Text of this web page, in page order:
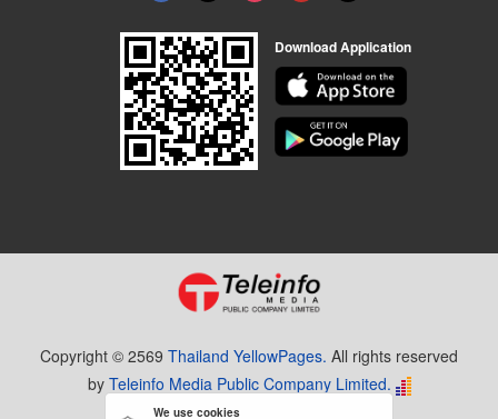
Download Application
Copyright © 2569 Thailand YellowPages. All rights reserved
by Teleinfo Media Public Company Limited.
We use cookies